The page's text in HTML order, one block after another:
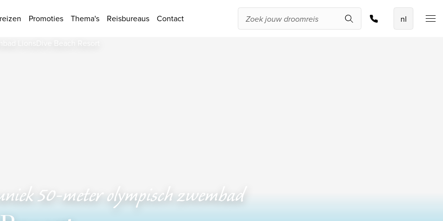
Promoties Thema's Reisbureaus Contact
De beste
Offerte aanvragen
50-meter olympisch zwembad